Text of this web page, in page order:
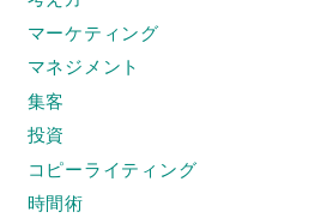
マーケティング
マネジメント
集客
投資
コピーライティング
時間術